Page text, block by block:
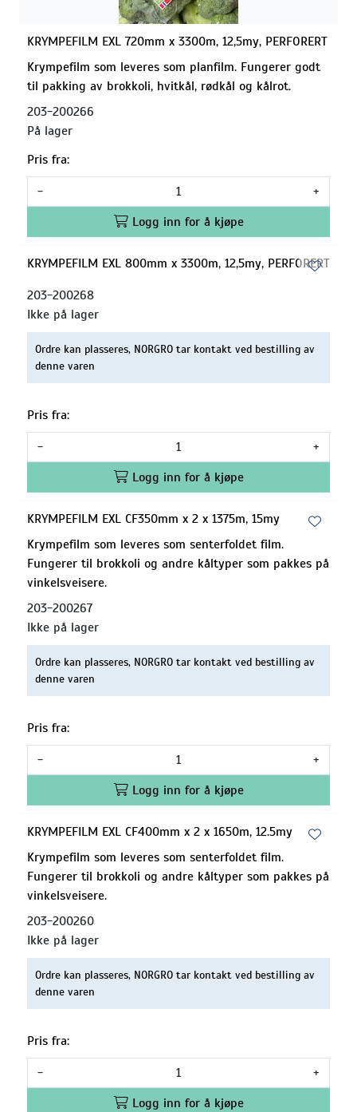
KRYMPEFILM EXL 720mm x 3300m, 12,5my, PERFORERT
Krympefilm som leveres som planfilm. Fungerer godt
til pakking av brokkoli, hvitkål, rødkål og kålrot.
203-200266
På lager
Pris fra:
-
+
Logg inn for å kjøpe
KRYMPEFILM EXL 800mm x 3300m, 12,5my, PERFORERT
203-200268
Ikke på lager
Ordre kan plasseres, NORGRO tar kontakt ved bestilling av
denne varen
Pris fra:
-
+
Logg inn for å kjøpe
KRYMPEFILM EXL CF350mm x 2 x 1375m, 15my
Krympefilm som leveres som senterfoldet film.
Fungerer til brokkoli og andre kåltyper som pakkes på
vinkelsveisere.
203-200267
Ikke på lager
Ordre kan plasseres, NORGRO tar kontakt ved bestilling av
denne varen
Pris fra:
-
+
Logg inn for å kjøpe
KRYMPEFILM EXL CF400mm x 2 x 1650m, 12.5my
Krympefilm som leveres som senterfoldet film.
Fungerer til brokkoli og andre kåltyper som pakkes på
vinkelsveisere.
203-200260
Ikke på lager
Ordre kan plasseres, NORGRO tar kontakt ved bestilling av
denne varen
Pris fra:
-
+
Logg inn for å kjøpe